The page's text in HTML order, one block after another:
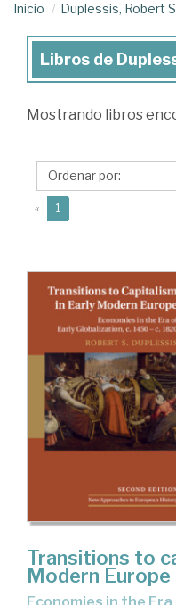
Inicio Duplessis, Robert
Libros
Duplessis,
Libros de
Mostrando libros
« 1
Transitions to
Modern Europe